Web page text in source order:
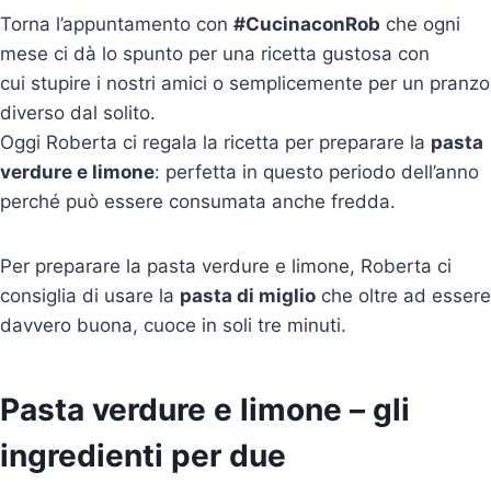
Torna l’appuntamento con #CucinaconRob che ogni
mese ci dà lo spunto per una ricetta gustosa con
cui stupire i nostri amici o semplicemente per un pranzo
diverso dal solito.
Oggi Roberta ci regala la ricetta per preparare la pasta
verdure e limone: perfetta in questo periodo dell’anno
perché può essere consumata anche fredda.
Per preparare la pasta verdure e limone, Roberta ci
consiglia di usare la pasta di miglio che oltre ad essere
davvero buona, cuoce in soli tre minuti.
Pasta verdure e limone – gli
ingredienti per due